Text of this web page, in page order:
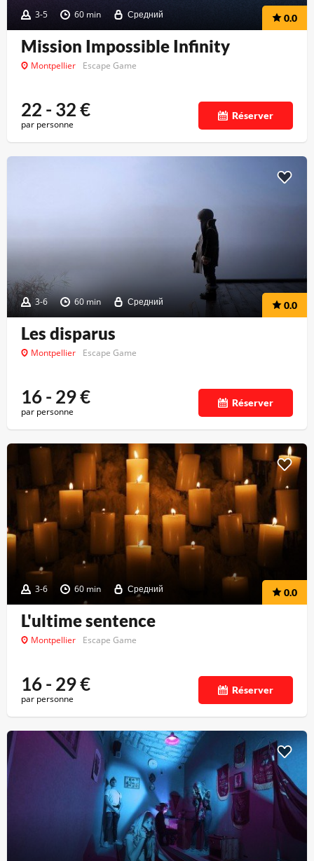
3-5 60 min Средний 0.0
Mission Impossible Infinity
Montpellier Escape Game
22 - 32€
par personne
Réserver
3-6 60 min Средний 0.0
Les disparus
Montpellier Escape Game
16 - 29€
par personne
Réserver
3-6 60 min Средний 0.0
L'ultime sentence
Montpellier Escape Game
16 - 29€
par personne
Réserver